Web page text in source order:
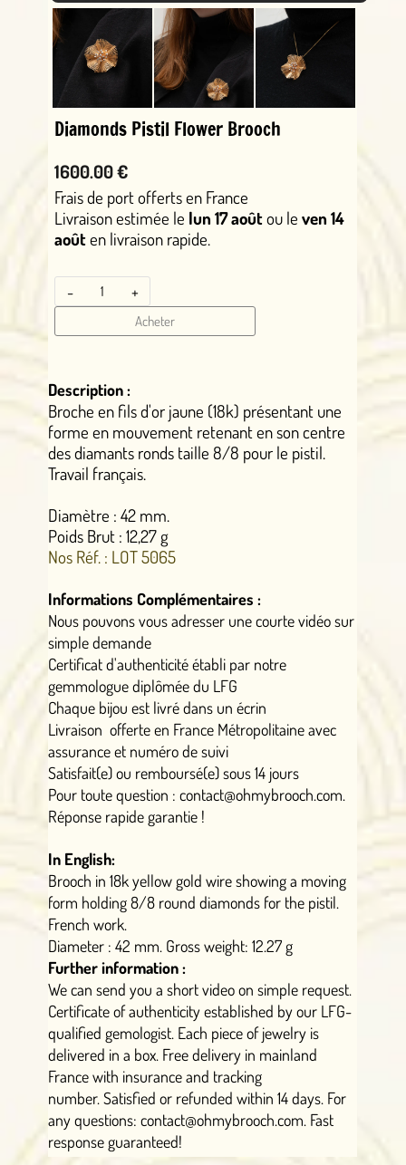
Diamonds Pistil Flower Brooch
1600.00 €
Frais de port offerts en France
Livraison estimée le lun 17 aoûtou le ven 14
aoûten livraison rapide.
- +
Acheter
Description :
Broche en fils d'or jaune (18k) présentant une
forme en mouvement retenant en son centre
des diamants ronds taille 8/8 pour le pistil.
Travail français.​
Diamètre : 42 mm.​
Poids Brut : 12,27 g
Nos Réf. : LOT 5065
Informations Complémentaires :
Nous pouvons vous adresser une courte vidéo sur
simple demande
Certificat d'authenticité établi par notre
gemmologue diplômée du LFG
Chaque bijou est livré dans un écrin
Livraison offerte en France Métropolitaine avec
assurance et numéro de suivi
Satisfait(e) ou remboursé(e) sous 14 jours
Pour toute question : contact@ohmybrooch.com.
Réponse rapide garantie !
In English:
Brooch in 18k yellow gold wire showing a moving
form holding 8/8 round diamonds for the pistil.
French work.
Diameter : 42 mm. Gross weight: 12.27 g
Further information :
We can send you a short video on simple request.
Certificate of authenticity established by our LFG-
qualified gemologist. Each piece of jewelry is
delivered in a box. Free delivery in mainland
France with insurance and tracking
number. Satisfied or refunded within 14 days. For
any questions: contact@ohmybrooch.com. Fast
response guaranteed!